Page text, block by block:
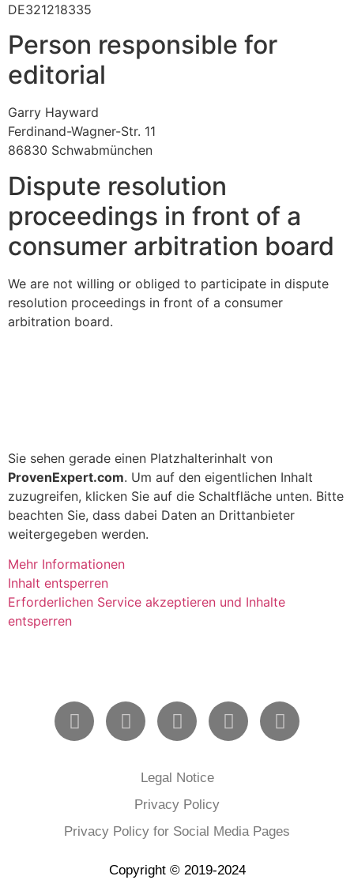
DE321218335
Person responsible for
editorial
Garry Hayward
Ferdinand-Wagner-Str. 11
86830 Schwabmünchen
Dispute resolution
proceedings in front of a
consumer arbitration board
We are not willing or obliged to participate in dispute
resolution proceedings in front of a consumer
arbitration board.
Sie sehen gerade einen Platzhalterinhalt von
ProvenExpert.com. Um auf den eigentlichen Inhalt
zuzugreifen, klicken Sie auf die Schaltfläche unten. Bitte
beachten Sie, dass dabei Daten an Drittanbieter
weitergegeben werden.
Mehr Informationen
Inhalt entsperren
Erforderlichen Service akzeptieren und Inhalte
entsperren
Legal Notice
Privacy Policy
Privacy Policy for Social Media Pages
Copyright © 2019-2024